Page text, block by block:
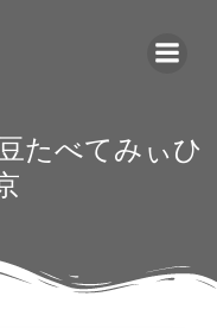
たべてみぃひ